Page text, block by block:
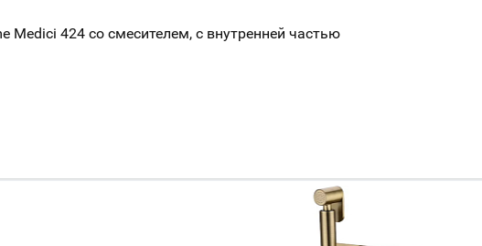
Medici 424 со смесителем, с внутренней частью